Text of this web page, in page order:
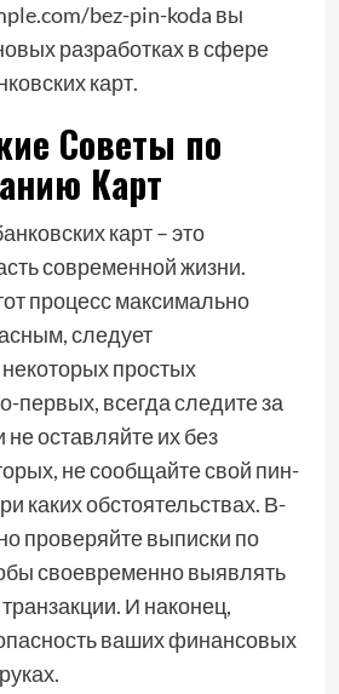
bez-pin-koda вы
разработках в сфере
карт.
Советы по
Карт
карт – это
современной жизни.
процесс максимально
следует
простых
первых, всегда следите за
оставляйте их без
не сообщайте свой пин-
каких обстоятельствах. В-
проверяйте выписки по
своевременно выявлять
И наконец,
ваших финансовых